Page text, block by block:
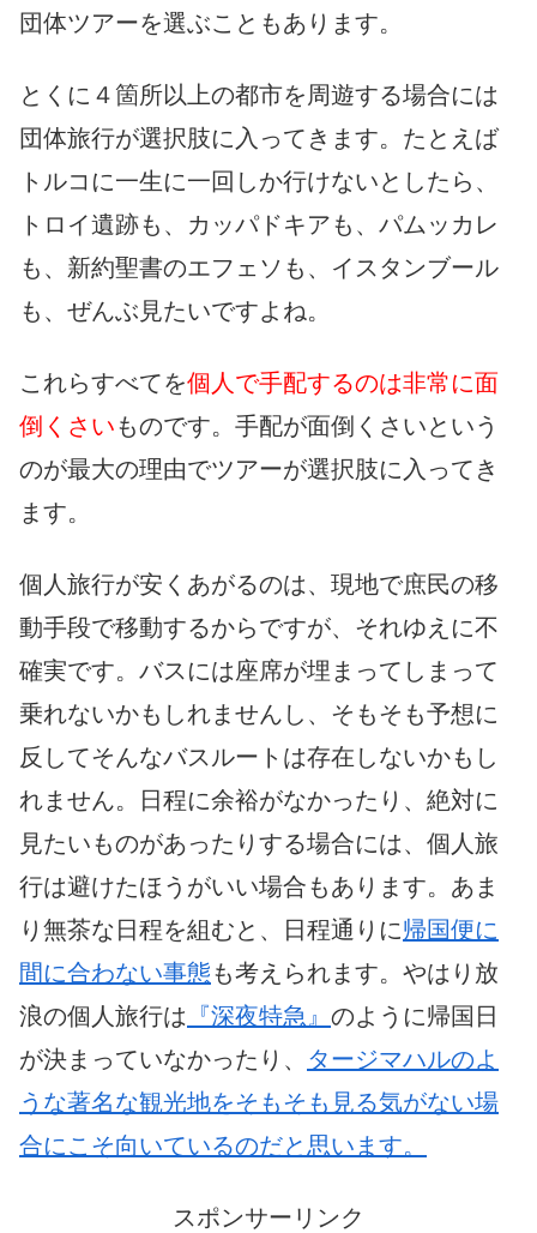
団体ツアーを選ぶこともあります。
とくに４箇所以上の都市を周遊する場合には
団体旅行が選択肢に入ってきます。たとえば
トルコに一生に一回しか行けないとしたら、
トロイ遺跡も、カッパドキアも、パムッカレ
も、新約聖書のエフェソも、イスタンブール
も、ぜんぶ見たいですよね。
これらすべてを個人で手配するのは非常に面
倒くさいものです。手配が面倒くさいという
のが最大の理由でツアーが選択肢に入ってき
ます。
個人旅行が安くあがるのは、現地で庶民の移
動手段で移動するからですが、それゆえに不
確実です。バスには座席が埋まってしまって
乗れないかもしれませんし、そもそも予想に
反してそんなバスルートは存在しないかもし
れません。日程に余裕がなかったり、絶対に
見たいものがあったりする場合には、個人旅
行は避けたほうがいい場合もあります。あま
り無茶な日程を組むと、日程通りに帰国便に
間に合わない事態も考えられます。やはり放
浪の個人旅行は 『深夜特急』 のように帰国日
が決まっていなかったり、 タージマハルのよ
うな著名な観光地をそもそも見る気がない場
合にこそ向いているのだと思います。
スポンサーリンク